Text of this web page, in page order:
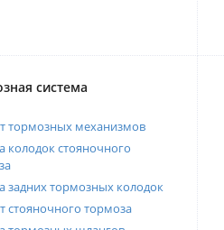
система
тормозных механизмов
колодок стояночного
задних тормозных колодок
стояночного тормоза